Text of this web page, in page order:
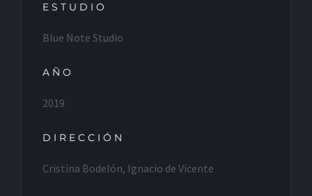
ESTUDIO
Blue Note Studio
AÑO
2019
DIRECCIÓN
Cristina Bodelón, Ignacio de Vicente